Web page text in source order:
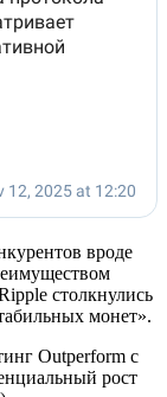
вроде
столкнулись
монет».
Outperform с
рост